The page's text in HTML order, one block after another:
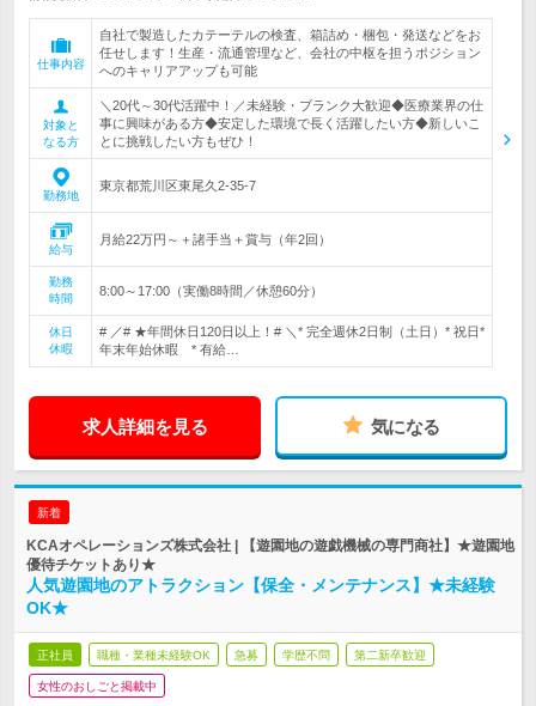
仕事内容
自社で製造したカテーテルの検査、箱詰め・梱包・発送などをお
任せします！生産・流通管理など、会社の中枢を担うポジション
へのキャリアアップも可能
対象と
なる方
＼20代～30代活躍中！／未経験・ブランク大歓迎◆医療業界の仕
事に興味がある方◆安定した環境で長く活躍したい方◆新しいこ
とに挑戦したい方もぜひ！
勤務地
東京都荒川区東尾久2-35-7
給与
月給22万円～＋諸手当＋賞与（年2回）
勤務
時間
8:00～17:00（実働8時間／休憩60分）
休日
休暇
# ／# ★年間休日120日以上！# ＼* 完全週休2日制（土日）* 祝日*
年末年始休暇 * 有給…
求人詳細を見る 気になる
新着
KCAオペレーションズ株式会社 | 【遊園地の遊戯機械の専門商社】★遊園地
優待チケットあり★
人気遊園地のアトラクション【保全・メンテナンス】★未経験
OK★
正社員 職種・業種未経験OK 急募 学歴不問 第二新卒歓迎
女性のおしごと掲載中